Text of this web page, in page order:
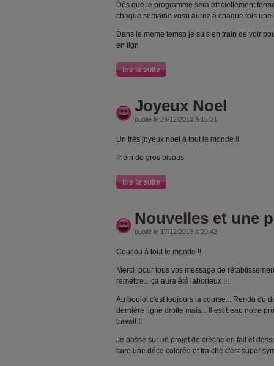
Dès que le programme sera officiellement
chaque semaine vosu aurez à chaque fois
Dans le meme temsp je suis en train de voir
en lign
lire la suite
Joyeux Noel
publié le 24/12/2013 à 15:31
Un très joyeux noel à tout le monde !!
Plein de gros bisous
lire la suite
Nouvelles et une
publié le 17/12/2013 à 20:42
Coucou à tout le monde !!
Merci pour tous vos message de
remettre... ça aura été laborieux !!!
Au boulot c'est toujours la course... Rendu du
dernière ligne droite mais... Il est beau notre
travail !!
Je bosse sur un projet de crèche en fait et
faire une déco colorée et fraiche c'est super